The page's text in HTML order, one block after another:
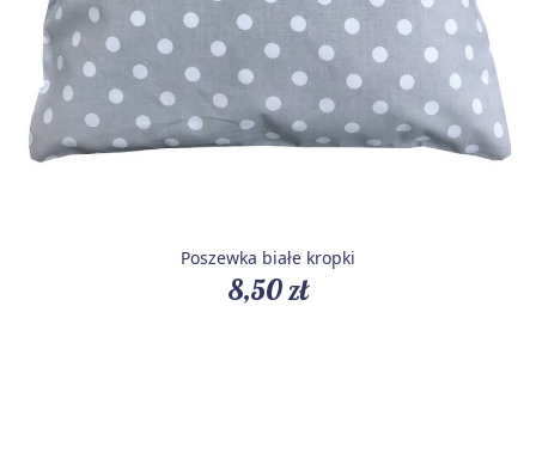
Poszewka białe kropki
8,50 zł